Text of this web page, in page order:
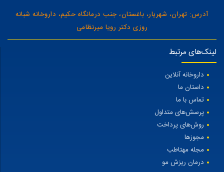
آدرس: تهران، شهریار، باغستان، جنب درمانگاه حکیم، داروخانه شبانه
روزی دکتر رویا میرنظامی
لینک‌های مرتبط
داروخانه آنلاین
داستان ما
تماس با ما
پرسش‌های متداول
روش‌های پرداخت
مجوزها
مجله مهتاطب
درمان ریزش مو